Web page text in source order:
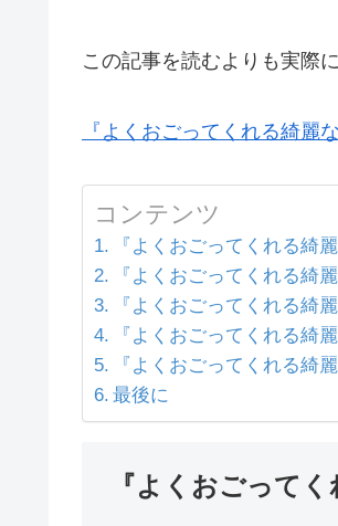
この記事を読むよりも実際
『よくおごってくれる綺麗
コンテンツ
『よくおごってくれる綺
『よくおごってくれる綺
『よくおごってくれる綺
『よくおごってくれる綺
『よくおごってくれる綺
最後に
『よくおごって